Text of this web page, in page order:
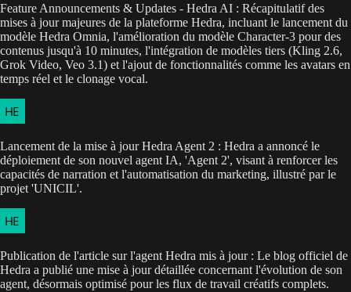
Feature Announcements & Updates - Hedra AI : Récapitulatif des
mises à jour majeures de la plateforme Hedra, incluant le lancement du
modèle Hedra Omnia, l'amélioration du modèle Character-3 pour des
contenus jusqu'à 10 minutes, l'intégration de modèles tiers (Kling 2.6,
Grok Video, Veo 3.1) et l'ajout de fonctionnalités comme les avatars en
temps réel et le clonage vocal.
Lancement de la mise à jour Hedra Agent 2 : Hedra a annoncé le
déploiement de son nouvel agent IA, 'Agent 2', visant à renforcer les
capacités de narration et l'automatisation du marketing, illustré par le
projet 'UNICIL'.
Publication de l'article sur l'agent Hedra mis à jour : Le blog officiel de
Hedra a publié une mise à jour détaillée concernant l'évolution de son
agent, désormais optimisé pour les flux de travail créatifs complets.